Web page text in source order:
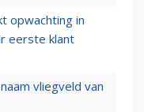
opwachting in
eerste klant
vliegveld van